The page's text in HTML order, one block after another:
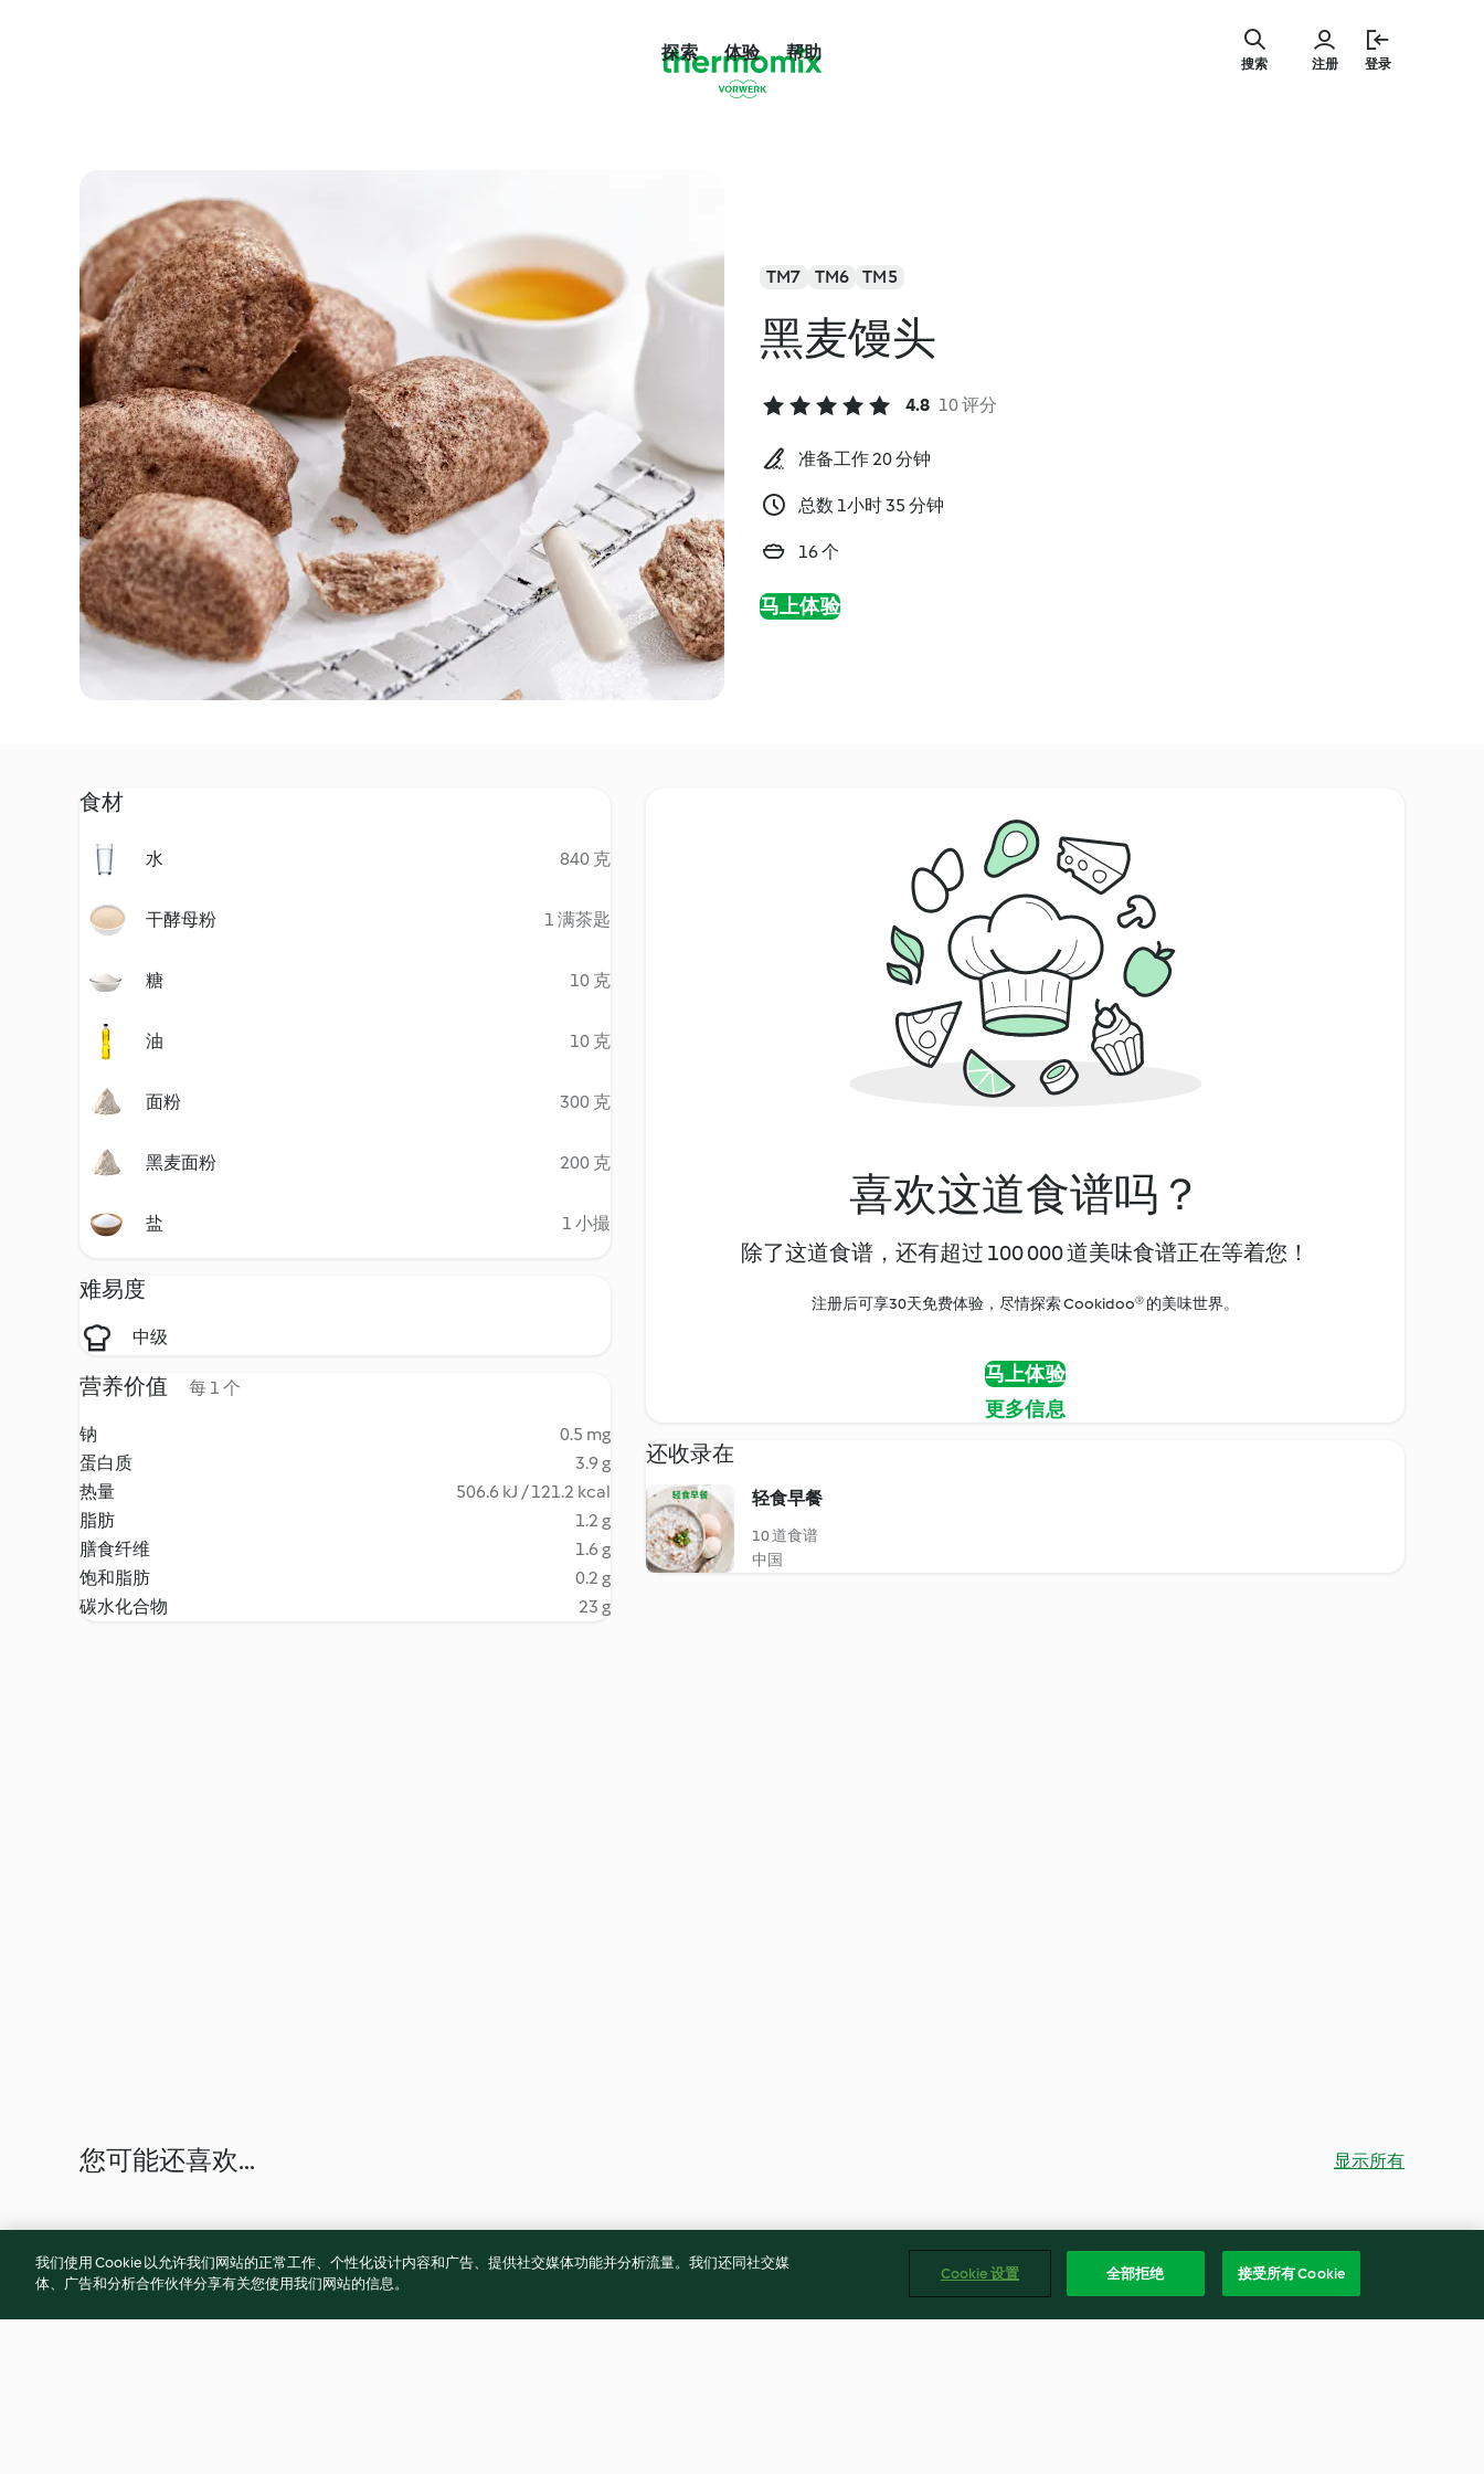
探索 体验 帮助
注册 登录
搜索
TM7 TM6 TM5
黑麦馒头
4.8 10 评分
准备工作 20 分钟
总数 1小时 35 分钟
16 个
马上体验
食材
水 840 克
干酵母粉 1 满茶匙
糖 10 克
油 10 克
面粉 300 克
黑麦面粉 200 克
盐 1 小撮
难易度
中级
营养价值 每 1 个
钠
0.5 mg
蛋白质
3.9 g
热量
506.6 kJ / 121.2 kcal
脂肪
1.2 g
膳食纤维
1.6 g
饱和脂肪
0.2 g
碳水化合物
23 g
喜欢这道食谱吗？
除了这道食谱，还有超过 100 000 道美味食谱正在等着您！
注册后可享30天免费体验，尽情探索 Cookidoo® 的美味世界。
马上体验
更多信息
还收录在
轻食早餐
10 道食谱
中国
您可能还喜欢... 显示所有
我们使用 Cookie 以允许我们网站的正常工作、个性化设计内容和广告、提供社交媒体功能并分析流量。我们还同社交媒
体、广告和分析合作伙伴分享有关您使用我们网站的信息。
Cookie 设置 全部拒绝 接受所有 Cookie